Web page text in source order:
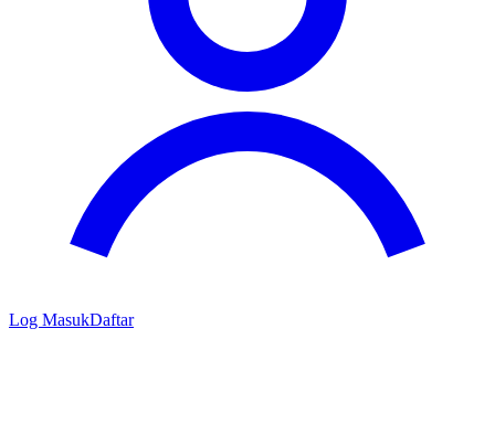
Log MasukDaftar